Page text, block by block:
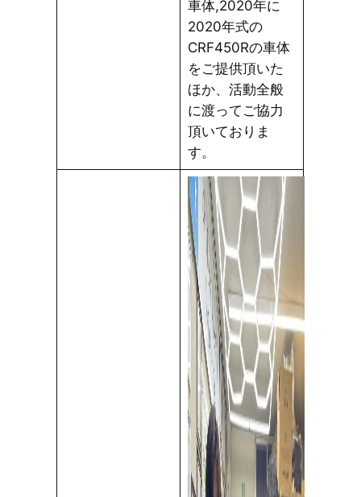
車体,2020年に
2020年式の
CRF450Rの車体
をご提供頂いた
ほか、活動全般
に渡ってご協力
頂いておりま
す。